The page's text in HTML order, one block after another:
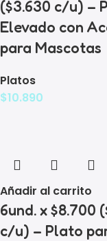
($3.630 c/u) –
Elevado con
para Mascotas
Platos
$10.890
Añadir al carrito
6und. x $8.700
c/u) – Plato